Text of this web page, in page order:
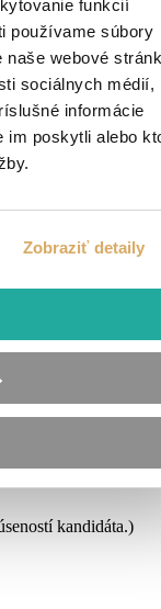
funkcií
používame súbory
naše webové
sociálnych médií,
informácie
poskytli alebo
Zobraziť detaily
formulár
kandidáta.)